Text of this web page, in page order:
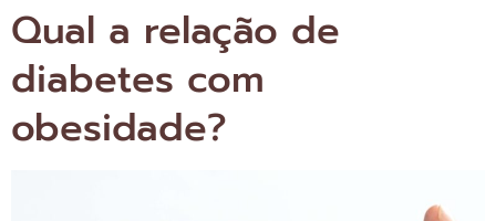
Qual a relação de
diabetes com
obesidade?